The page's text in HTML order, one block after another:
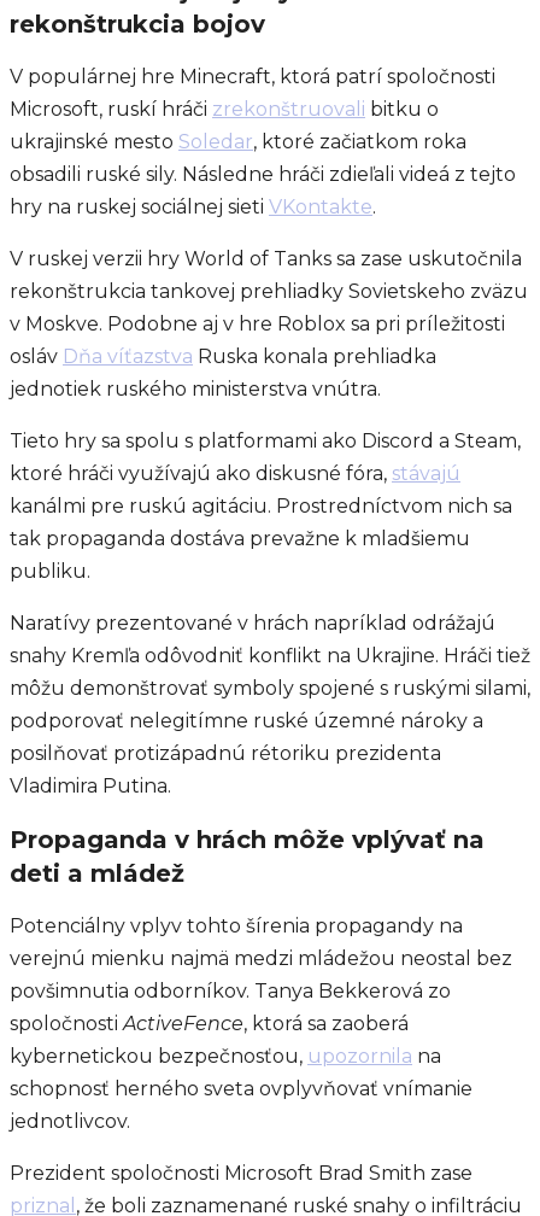
rekonštrukcia bojov
V populárnej hre Minecraft, ktorá patrí spoločnosti
Microsoft, ruskí hráči zrekonštruovali bitku o
ukrajinské mesto Soledar, ktoré začiatkom roka
obsadili ruské sily. Následne hráči zdieľali videá z tejto
hry na ruskej sociálnej sieti VKontakte.
V ruskej verzii hry World of Tanks sa zase uskutočnila
rekonštrukcia tankovej prehliadky Sovietskeho zväzu
v Moskve. Podobne aj v hre Roblox sa pri príležitosti
osláv Dňa víťazstva Ruska konala prehliadka
jednotiek ruského ministerstva vnútra.
Tieto hry sa spolu s platformami ako Discord a Steam,
ktoré hráči využívajú ako diskusné fóra, stávajú
kanálmi pre ruskú agitáciu. Prostredníctvom nich sa
tak propaganda dostáva prevažne k mladšiemu
publiku.
Naratívy prezentované v hrách napríklad odrážajú
snahy Kremľa odôvodniť konflikt na Ukrajine. Hráči tiež
môžu demonštrovať symboly spojené s ruskými silami,
podporovať nelegitímne ruské územné nároky a
posilňovať protizápadnú rétoriku prezidenta
Vladimira Putina.
Propaganda v hrách môže vplývať na
deti a mládež
Potenciálny vplyv tohto šírenia propagandy na
verejnú mienku najmä medzi mládežou neostal bez
povšimnutia odborníkov. Tanya Bekkerová zo
spoločnostiActiveFence, ktorá sa zaoberá
kybernetickou bezpečnosťou, upozornila na
schopnosť herného sveta ovplyvňovať vnímanie
jednotlivcov.
Prezident spoločnosti Microsoft Brad Smith zase
priznal , že boli zaznamenané ruské snahy o infiltráciu